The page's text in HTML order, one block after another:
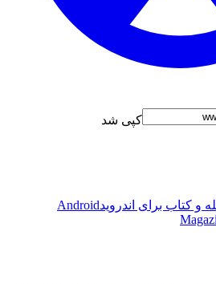
کپی شد
برای اندروید Android